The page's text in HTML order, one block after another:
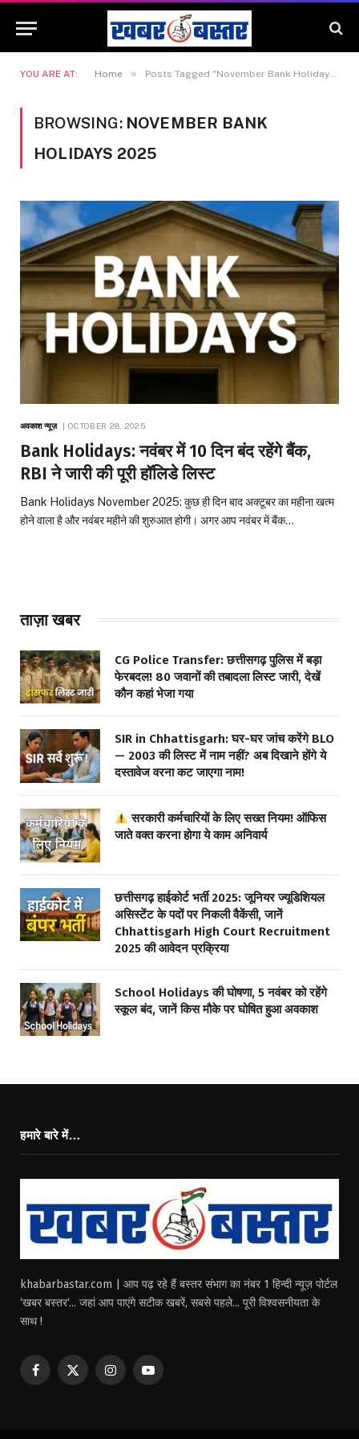
YOU ARE AT: Home » Posts Tagged "November Bank Holidays 2025"
BROWSING: NOVEMBER BANK
HOLIDAYS 2025
अवकाश न्यूज़ OCTOBER 28, 2025
Bank Holidays: नवंबर में 10 दिन बंद रहेंगे बैंक,
RBI ने जारी की पूरी हॉलिडे लिस्ट
Bank Holidays November 2025: कुछ ही दिन बाद अक्टूबर का महीना खत्म
होने वाला है और नवंबर महीने की शुरुआत होगी। अगर आप नवंबर में बैंक…
ताज़ा खबर
CG Police Transfer: छत्तीसगढ़ पुलिस में बड़ा
फेरबदल! 80 जवानों की तबादला लिस्ट जारी, देखें
कौन कहां भेजा गया
SIR in Chhattisgarh: घर-घर जांच करेंगे BLO
— 2003 की लिस्ट में नाम नहीं? अब दिखाने होंगे ये
दस्तावेज वरना कट जाएगा नाम!
सरकारी कर्मचारियों के लिए सख्त नियम! ऑफिस
जाते वक्त करना होगा ये काम अनिवार्य
छत्तीसगढ़ हाईकोर्ट भर्ती 2025: जूनियर ज्यूडिशियल
असिस्टेंट के पदों पर निकली वैकेंसी, जानें
Chhattisgarh High Court Recruitment
2025 की आवेदन प्रक्रिया
School Holidays की घोषणा, 5 नवंबर को रहेंगे
स्कूल बंद, जानें किस मौके पर घोषित हुआ अवकाश
हमारे बारे में…
khabarbastar.com | आप पढ़ रहे हैं बस्तर संभाग का नंबर 1 हिन्दी न्यूज़ पोर्टल
‘खबर बस्तर‘... जहां आप पाएंगे सटीक खबरें, सबसे पहले... पूरी विश्वसनीयता के
साथ !
Facebook
X
InstagramYouTube